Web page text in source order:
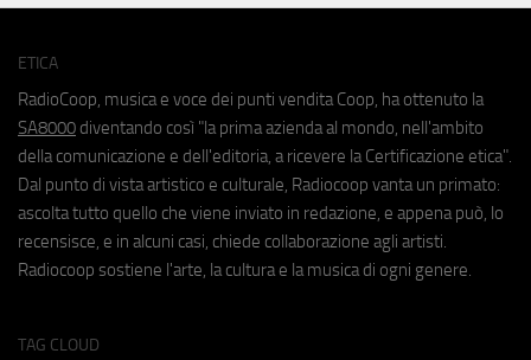
ETICA
RadioCoop, musica e voce dei punti vendita Coop, ha ottenuto la
SA8000 diventando così "la prima azienda al mondo, nell'ambito
della comunicazione e dell'editoria, a ricevere la Certificazione etica".
Dal punto di vista artistico e culturale, Radiocoop vanta un primato:
ascolta tutto quello che viene inviato in redazione, e appena può, lo
recensisce, e in alcuni casi, chiede collaborazione agli artisti.
Radiocoop sostiene l'arte, la cultura e la musica di ogni genere.
TAG CLOUD